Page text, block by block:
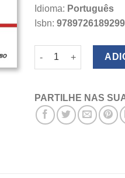
Idioma: Português
Isbn: 9789726189299
Quantidade de
PARTILHE NAS